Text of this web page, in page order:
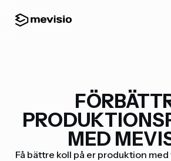
MED
Få bättre koll på er produktion